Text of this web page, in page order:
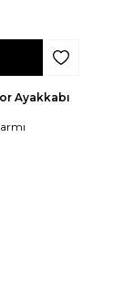
Favoriye
Ayakkabı